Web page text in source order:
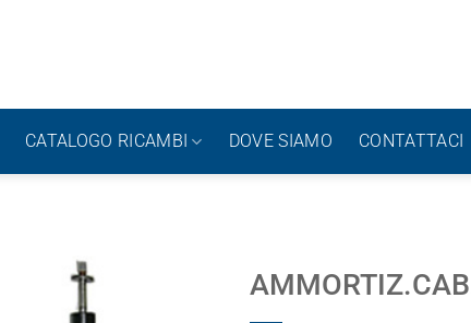
CATALOGO RICAMBI DOVE SIAMO CONTATTACI